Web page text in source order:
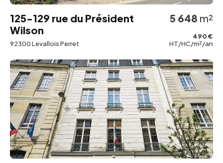
125-129 rue du Président
Wilson
92300 Levallois Perret
5 648 m²
490 €
HT/HC/m²/an